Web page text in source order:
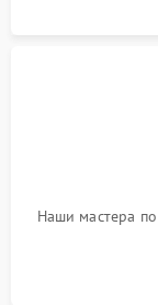
Наши мастера